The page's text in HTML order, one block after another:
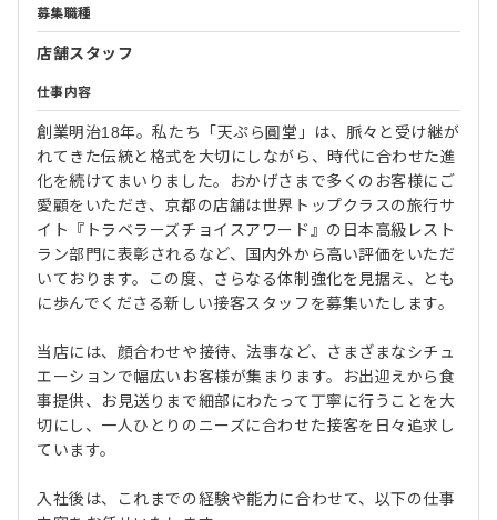
募集職種
店舗スタッフ
仕事内容
創業明治18年。私たち「天ぷら圓堂」は、脈々と受け継が
れてきた伝統と格式を大切にしながら、時代に合わせた進
化を続けてまいりました。おかげさまで多くのお客様にご
愛顧をいただき、京都の店舗は世界トップクラスの旅行サ
イト『トラベラーズチョイスアワード』の日本高級レスト
ラン部門に表彰されるなど、国内外から高い評価をいただ
いております。この度、さらなる体制強化を見据え、とも
に歩んでくださる新しい接客スタッフを募集いたします。
当店には、顔合わせや接待、法事など、さまざまなシチュ
エーションで幅広いお客様が集まります。お出迎えから食
事提供、お見送りまで細部にわたって丁寧に行うことを大
切にし、一人ひとりのニーズに合わせた接客を日々追求し
ています。
入社後は、これまでの経験や能力に合わせて、以下の仕事